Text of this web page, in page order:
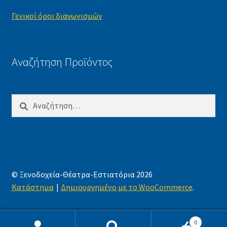
Γενικοί όροι διαγωνισμών
Αναζήτηση Προϊόντος
για:
© Ξενοδοχεία-Θέατρα-Εστιατόρια 2026
Κατάστημα
Δημιουργημένο με το WooCommerce.
0